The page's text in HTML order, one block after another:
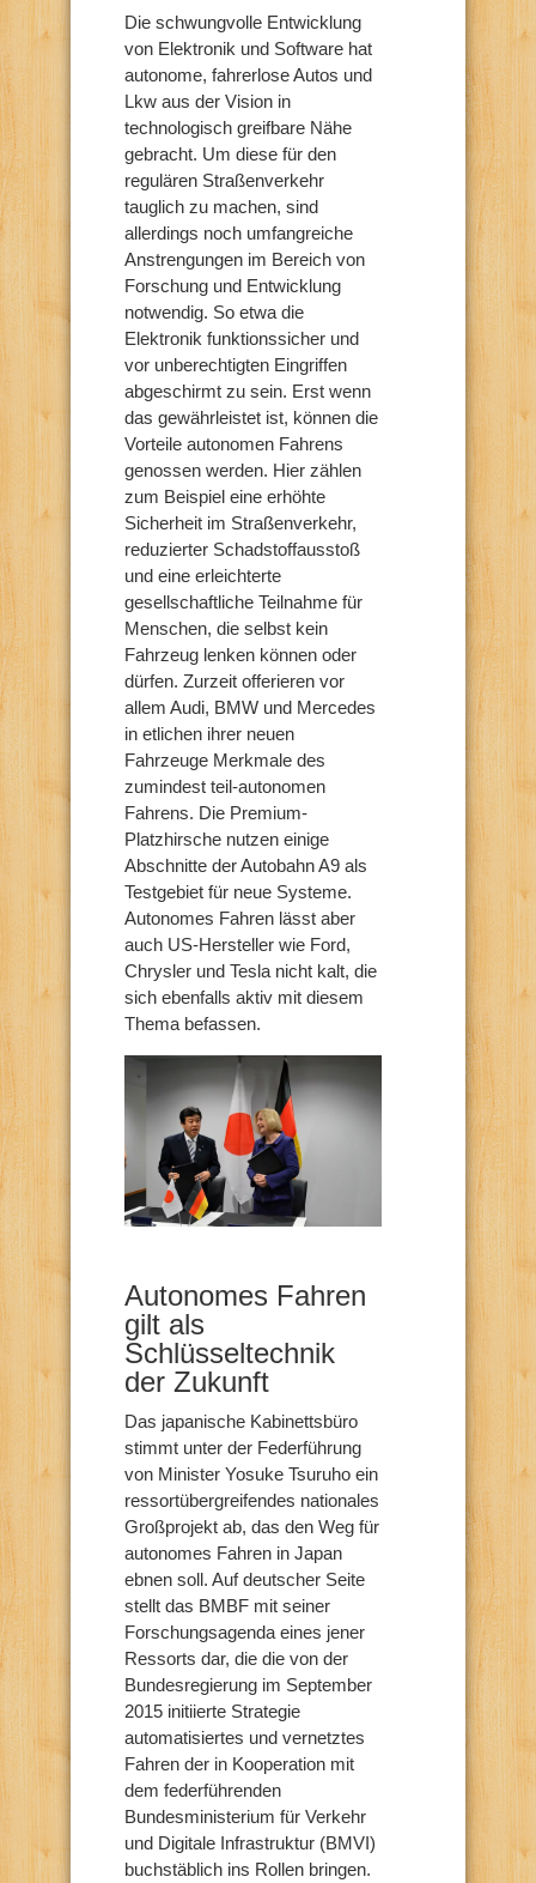
Die schwungvolle Entwicklung
von Elektronik und Software hat
autonome, fahrerlose Autos und
Lkw aus der Vision in
technologisch greifbare Nähe
gebracht. Um diese für den
regulären Straßenverkehr
tauglich zu machen, sind
allerdings noch umfangreiche
Anstrengungen im Bereich von
Forschung und Entwicklung
notwendig. So etwa die
Elektronik funktionssicher und
vor unberechtigten Eingriffen
abgeschirmt zu sein. Erst wenn
das gewährleistet ist, können die
Vorteile autonomen Fahrens
genossen werden. Hier zählen
zum Beispiel eine erhöhte
Sicherheit im Straßenverkehr,
reduzierter Schadstoffausstoß
und eine erleichterte
gesellschaftliche Teilnahme für
Menschen, die selbst kein
Fahrzeug lenken können oder
dürfen. Zurzeit offerieren vor
allem Audi, BMW und Mercedes
in etlichen ihrer neuen
Fahrzeuge Merkmale des
zumindest teil-autonomen
Fahrens. Die Premium-
Platzhirsche nutzen einige
Abschnitte der Autobahn A9 als
Testgebiet für neue Systeme.
Autonomes Fahren lässt aber
auch US-Hersteller wie Ford,
Chrysler und Tesla nicht kalt, die
sich ebenfalls aktiv mit diesem
Thema befassen.
Autonomes Fahren
gilt als
Schlüsseltechnik
der Zukunft
Das japanische Kabinettsbüro
stimmt unter der Federführung
von Minister Yosuke Tsuruho ein
ressortübergreifendes nationales
Großprojekt ab, das den Weg für
autonomes Fahren in Japan
ebnen soll. Auf deutscher Seite
stellt das BMBF mit seiner
Forschungsagenda eines jener
Ressorts dar, die die von der
Bundesregierung im September
2015 initiierte Strategie
automatisiertes und vernetztes
Fahren der in Kooperation mit
dem federführenden
Bundesministerium für Verkehr
und Digitale Infrastruktur (BMVI)
buchstäblich ins Rollen bringen.